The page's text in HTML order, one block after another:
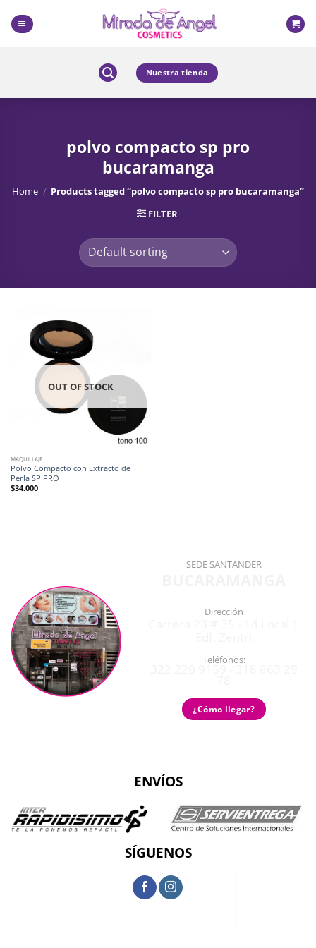
content
Nuestra tienda
polvo compacto sp pro
bucaramanga
Home / Products tagged “polvo compacto sp pro bucaramanga”
FILTER
OUT OF STOCK
MAQUILLAJE
Polvo Compacto con Extracto de
Perla SP PRO
$34.000
SEDE SANTANDER
Dirección
Teléfonos:
¿Cómo llegar?
ENVÍOS
SÍGUENOS